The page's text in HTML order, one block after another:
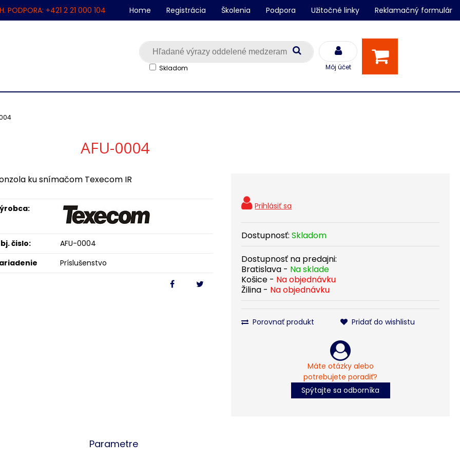
PODPORA: +421 2 21 000 104
Môj účet
Skladom
Home Registrácia Školenia Podpora Užitočné linky Reklamačný formulár
AFU-0004
Dostupnosť: Skladom
Dostupnosť na predajni:
Bratislava - Na sklade
Košice - Na objednávku
Žilina - Na objednávku
Porovnať produkt Pridať do wishlistu
Máte otázky alebo
potrebujete poradiť?
Spýtajte sa odborníka
ku snímačom Texecom IR
čislo:
AFU-0004
Príslušenstvo
Parametre